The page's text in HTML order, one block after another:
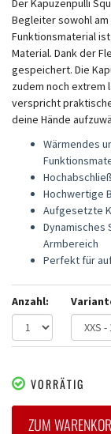
Der Kapuzenpulli
Begleiter sowohl am
Funktionsmaterial
Material. Dank der
gespeichert. Die
zudem noch extrem
verspricht
deine Hände
Wärmendes
Hochwertige
Aufgesetzte
Dynamisches
Armbereich
Perfekt für
Anzahl:
VORRÄTIG
ZUM